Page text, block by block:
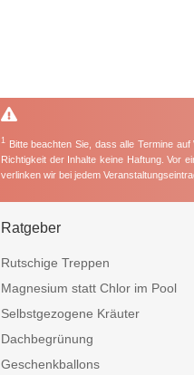
1 Bitte beachten Sie, dass alle Termine
Richtigkeit der Inhalte keine Haftung. Vor
verlinken wir bei jedem
Ratgeber
Rutschige Treppen
Magnesium statt Chlor im Pool
Selbstgezogene Kräuter
Dachbegrünung
Geschenkballons